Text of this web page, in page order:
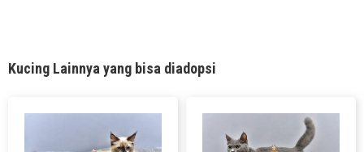
Kucing Lainnya yang bisa diadopsi